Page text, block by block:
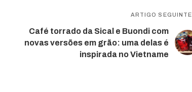
ARTIGO SEGUINTE
Café torrado da Sical e Buondi com
novas versões em grão: uma delas é
inspirada no Vietname